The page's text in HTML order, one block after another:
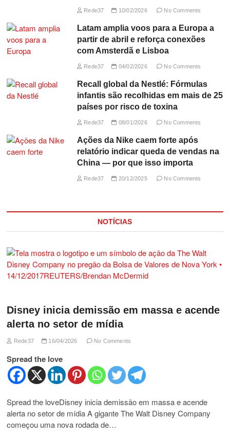
Rede37 10/02/2026 No Comments
Latam amplia voos para a Europa a
partir de abril e reforça conexões
com Amsterdã e Lisboa
Rede37 04/02/2026 No Comments
Recall global da Nestlé: Fórmulas
infantis são recolhidas em mais de 25
países por risco de toxina
Rede37 08/01/2026 No Comments
Ações da Nike caem forte após
relatório indicar queda de vendas na
China — por que isso importa
Rede37 20/12/2025 No Comments
NOTÍCIAS
Disney inicia demissão em massa e acende
alerta no setor de mídia
Rede37 16/04/2026 No Comments
Spread the love
Spread the loveDisney inicia demissão em massa e acende
alerta no setor de mídia A gigante The Walt Disney Company
começou uma nova rodada de…